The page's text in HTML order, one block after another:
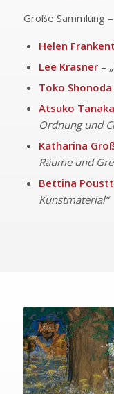
Große Sammlung
Helen
Lee Krasner– „
Toko Shonoda
Atsuko Tanaka
Ordnung und
Katharina
Räume und
Bettina
Kunstmaterial“